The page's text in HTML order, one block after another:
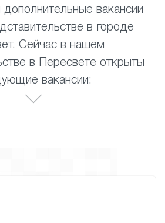
вакансии
в городе
Сейчас в нашем
в Пересвете открыты
вакансии: